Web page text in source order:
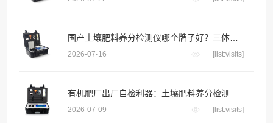
2026-07-16 [list:visits]
2026-07-09 [list:visits]